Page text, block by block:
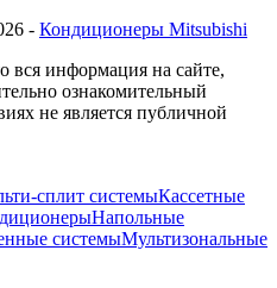
- Кондиционеры Mitsubishi
информация на сайте,
ознакомительный
не является публичной
сплит системыКассетные
Напольные
системыМультизональные